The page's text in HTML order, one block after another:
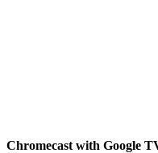
Chromecast with Google